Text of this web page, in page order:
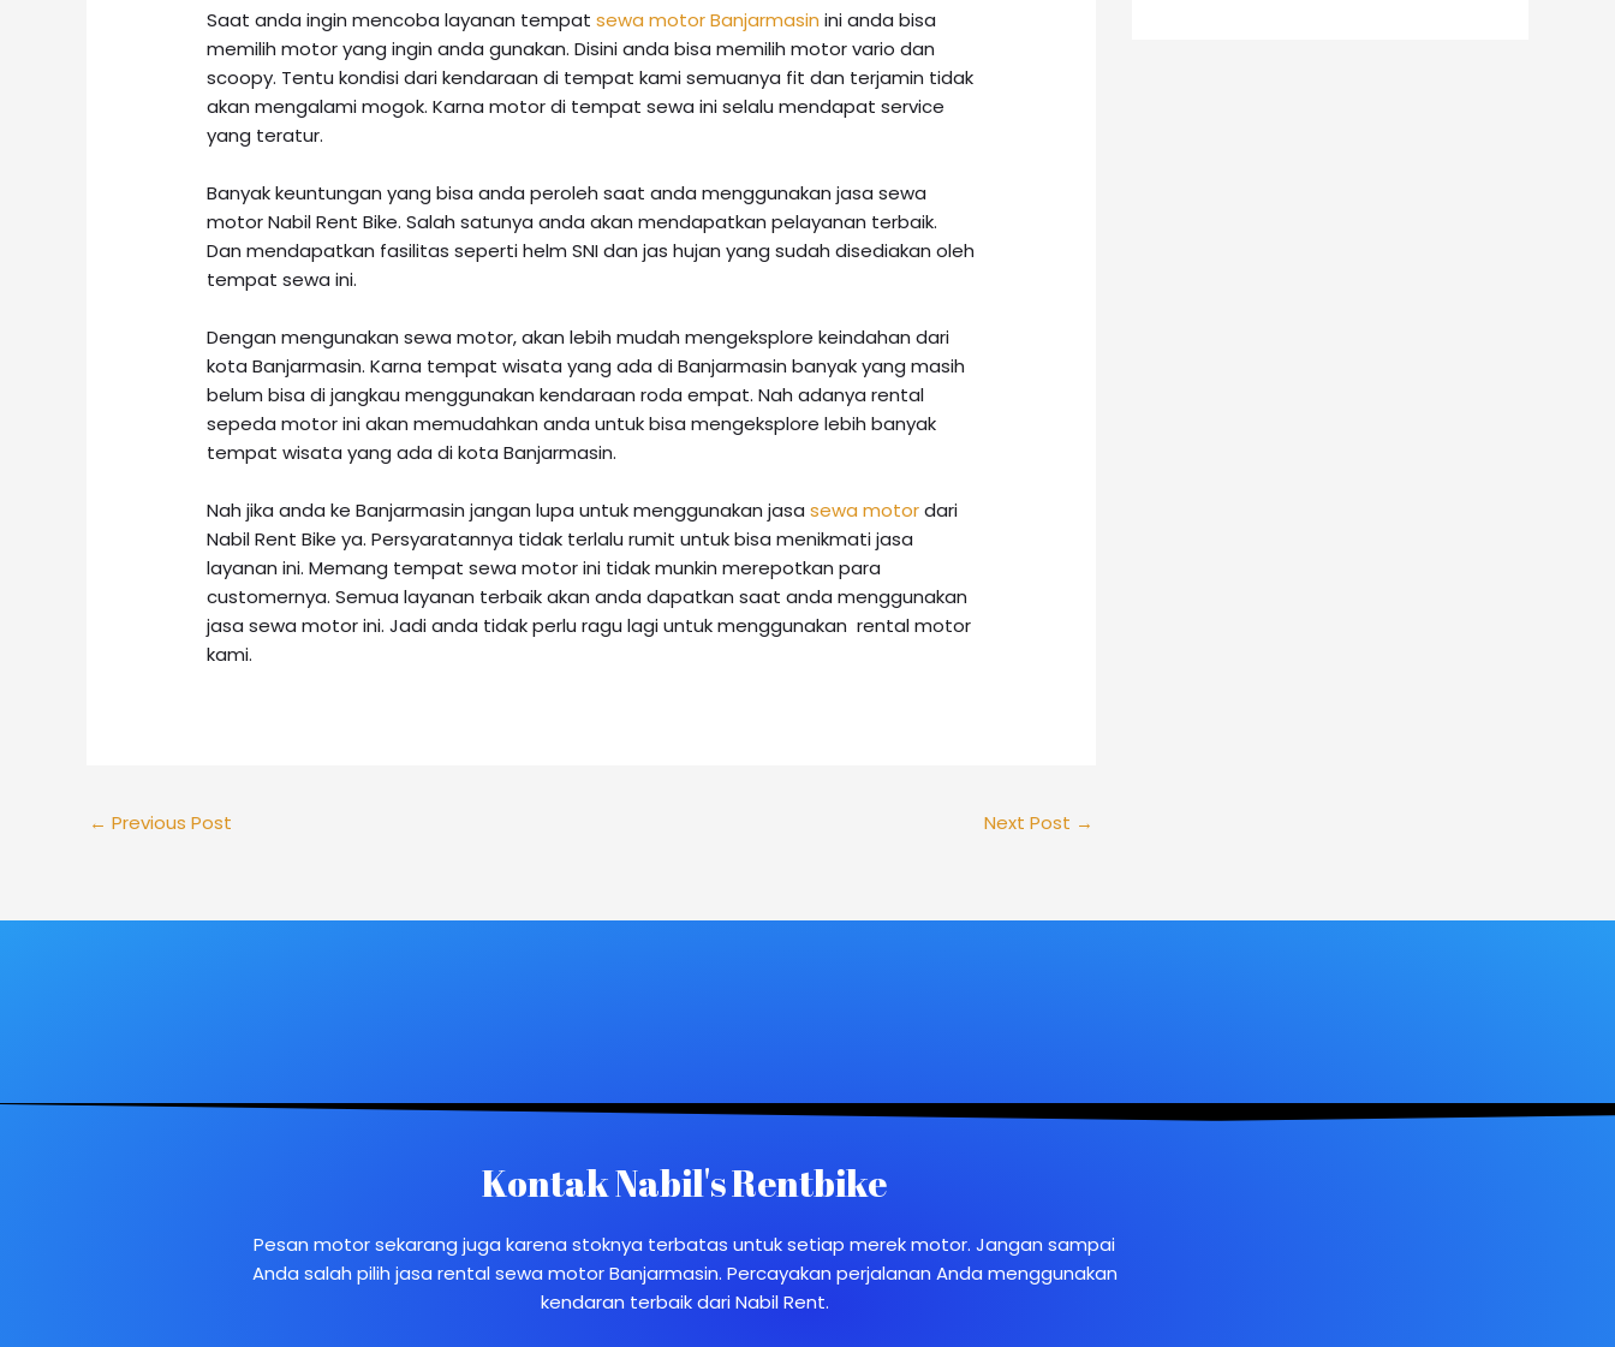
Saat anda ingin mencoba layanan tempatsewa motor Banjarmasin ini anda bisa
memilih motor yang ingin anda gunakan. Disini anda bisa memilih motor vario dan
scoopy. Tentu kondisi dari kendaraan di tempat kami semuanya fit dan terjamin tidak
akan mengalami mogok. Karna motor di tempat sewa ini selalu mendapat service
yang teratur.
Banyak keuntungan yang bisa anda peroleh saat anda menggunakan jasa sewa
motor Nabil Rent Bike. Salah satunya anda akan mendapatkan pelayanan terbaik.
Dan mendapatkan fasilitas seperti helm SNI dan jas hujan yang sudah disediakan oleh
tempat sewa ini.
Dengan mengunakan sewa motor, akan lebih mudah mengeksplore keindahan dari
kota Banjarmasin. Karna tempat wisata yang ada di Banjarmasin banyak yang masih
belum bisa di jangkau menggunakan kendaraan roda empat. Nah adanya rental
sepeda motor ini akan memudahkan anda untuk bisa mengeksplore lebih banyak
tempat wisata yang ada di kota Banjarmasin.
Nah jika anda ke Banjarmasin jangan lupa untuk menggunakan jasasewa motordari
Nabil Rent Bike ya. Persyaratannya tidak terlalu rumit untuk bisa menikmati jasa
layanan ini. Memang tempat sewa motor ini tidak munkin merepotkan para
customernya. Semua layanan terbaik akan anda dapatkan saat anda menggunakan
jasa sewa motor ini. Jadi anda tidak perlu ragu lagi untuk menggunakan rental motor
kami.
← Previous Post Next Post →
Kontak Nabil's Rentbike
Pesan motor sekarang juga karena stoknya terbatas untuk setiap merek motor. Jangan sampai
Anda salah pilih jasa rental sewa motor Banjarmasin. Percayakan perjalanan Anda menggunakan
kendaran terbaik dari Nabil Rent.